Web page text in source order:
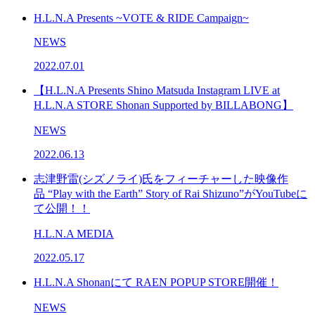
H.L.N.A Presents ~VOTE & RIDE Campaign~
NEWS
2022.07.01
【H.L.N.A Presents Shino Matsuda Instagram LIVE at
H.L.N.A STORE Shonan Supported by BILLABONG】
NEWS
2022.06.13
志津野雷(シズノライ)氏をフィーチャーした映像作
品 “Play with the Earth” Story of Rai Shizuno”がYouTubeに
て公開！！
H.L.N.A MEDIA
2022.05.17
H.L.N.A Shonanにて RAEN POPUP STORE開催！
NEWS